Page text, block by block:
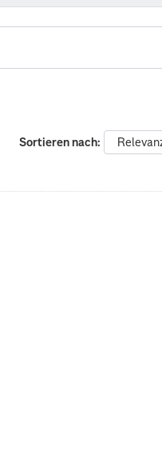
Sortieren nach